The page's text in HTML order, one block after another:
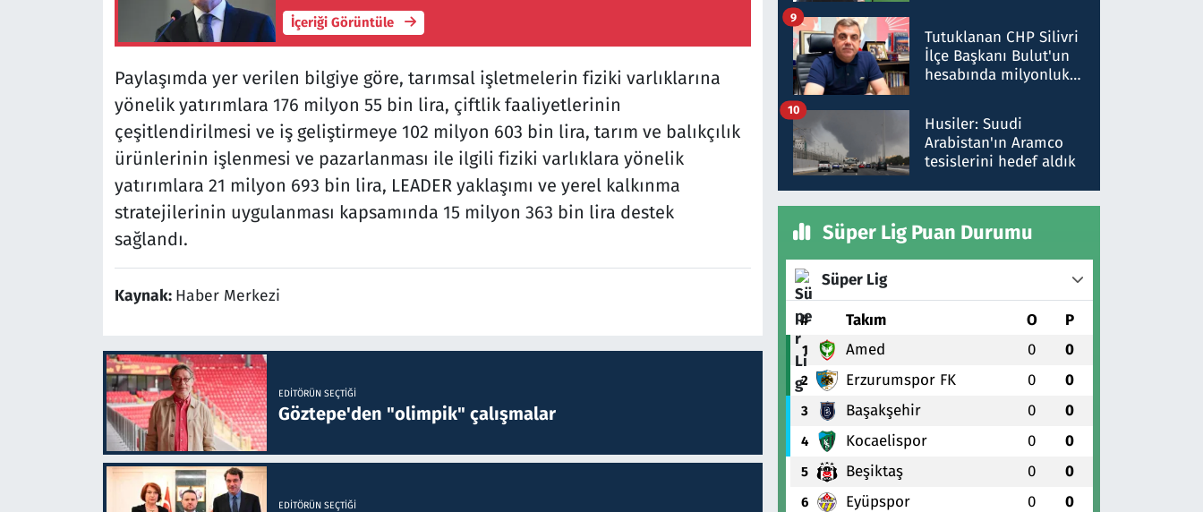
İçeriği Görüntüle
Paylaşımda yer verilen bilgiye göre, tarımsal işletmelerin fiziki varlıklarına
yönelik yatırımlara 176 milyon 55 bin lira, çiftlik faaliyetlerinin
çeşitlendirilmesi ve iş geliştirmeye 102 milyon 603 bin lira, tarım ve balıkçılık
ürünlerinin işlenmesi ve pazarlanması ile ilgili fiziki varlıklara yönelik
yatırımlara 21 milyon 693 bin lira, LEADER yaklaşımı ve yerel kalkınma
stratejilerinin uygulanması kapsamında 15 milyon 363 bin lira destek
sağlandı.
Kaynak: Haber Merkezi
EDITÖRÜN SEÇTIĞI
Göztepe'den "olimpik" çalışmalar
EDITÖRÜN SEÇTIĞI
düşürüldüğü" iddiasını
yalanladı
Tutuklanan CHP Silivri
İlçe Başkanı Bulut'un
hesabında milyonluk
talimat verdi, ben
gönderdim
9
Husiler: Suudi
Arabistan'ın Aramco
tesislerini hedef aldık
10
Süper Lig Puan Durumu
Süper Lig
# Takım O P
1 Amed 0 0
2 Erzurumspor FK 0 0
3 Başakşehir 0 0
4 Kocaelispor 0 0
5 Beşiktaş 0 0
6 Eyüpspor 0 0